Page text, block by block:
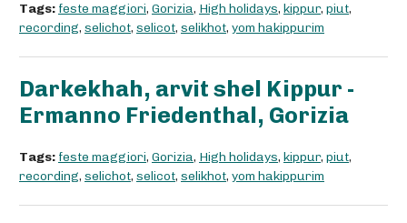
Tags: feste maggiori, Gorizia, High holidays, kippur, piut,
recording, selichot, selicot, selikhot, yom hakippurim
Darkekhah, arvit shel Kippur -
Ermanno Friedenthal, Gorizia
Tags: feste maggiori, Gorizia, High holidays, kippur, piut,
recording, selichot, selicot, selikhot, yom hakippurim